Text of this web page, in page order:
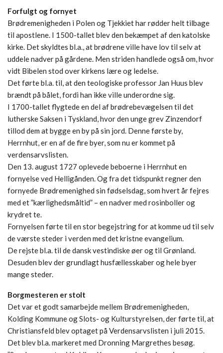
Forfulgt og fornyet
Brødremenigheden i Polen og Tjekkiet har rødder helt tilbage
til apostlene. I 1500-tallet blev den bekæmpet af den katolske
kirke. Det skyldtes bl.a., at brødrene ville have lov til selv at
uddele nadver på gårdene. Men striden handlede også om, hvor
vidt Bibelen stod over kirkens lære og ledelse.
Det førte bl.a. til, at den teologiske professor Jan Huus blev
brændt på bålet, fordi han ikke ville underordne sig.
I 1700-tallet flygtede en del af brødrebevægelsen til det
lutherske Saksen i Tyskland, hvor den unge grev Zinzendorf
tillod dem at bygge en by på sin jord. Denne første by,
Herrnhut, er en af de fire byer, som nu er kommet på
verdensarvslisten.
Den 13. august 1727 oplevede beboerne i Herrnhut en
fornyelse ved Helligånden. Og fra det tidspunkt regner den
fornyede Brødremenighed sin fødselsdag, som hvert år fejres
med et ”kærlighedsmåltid” – en nadver med rosinboller og
krydret te.
Fornyelsen førte til en stor begejstring for at komme ud til selv
de værste steder i verden med det kristne evangelium.
De rejste bl.a. til de dansk vestindiske øer og til Grønland.
Desuden blev der grundlagt husfællesskaber og hele byer
mange steder.
Borgmesteren er stolt
Det var et godt samarbejde mellem Brødremenigheden,
Kolding Kommune og Slots- og Kulturstyrelsen, der førte til, at
Christiansfeld blev optaget på Verdensarvslisten i juli 2015.
Det blev bl.a. markeret med Dronning Margrethes besøg.